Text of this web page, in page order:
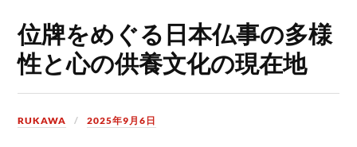
位牌をめぐる日本仏事の多様
性と心の供養文化の現在地
RUKAWA 2025年9月6日